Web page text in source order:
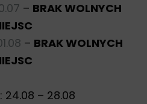
– BRAK WOLNYCH
– BRAK WOLNYCH
: 24.08 – 28.08